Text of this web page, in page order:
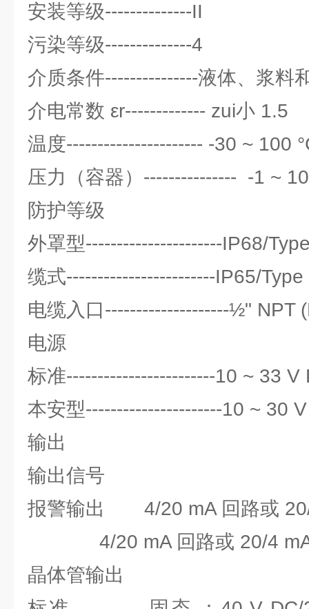
安装等级--------------II
污染等级--------------4
介质条件---------------液体、浆料
介电常数 εr------------- zui小 1.5
温度---------------------- -30 ~ 100
压力（容器）--------------- -1 ~
防护等级
外罩型----------------------IP68/
缆式------------------------IP65/
电缆入口--------------------½" NPT
电源
标准------------------------10 ~ 33 V
本安型----------------------10 ~ 30
输出
输出信号
报警输出 4/20 mA 回路或
4/20 mA 回路或 20/4 mA
晶体管输出